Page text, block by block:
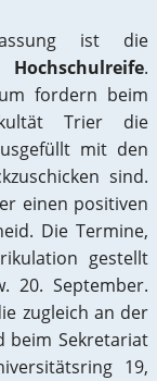
ist die
.
fordern beim
Trier die
mit den
sind.
einen positiven
Die Termine,
gestellt
20. September.
zugleich an der
beim Sekretariat
19,